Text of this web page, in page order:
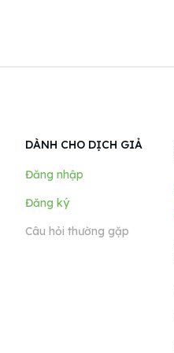
DÀNH CHO DỊCH GIẢ
Đăng nhập
Đăng ký
Câu hỏi thường gặp